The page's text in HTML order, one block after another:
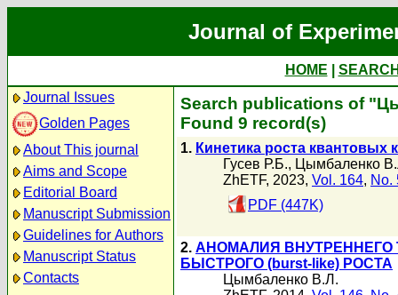
Journal of
HOME
Journal Issues
Golden Pages
About This journal
Aims and Scope
Editorial Board
Manuscript Submission
Guidelines for Authors
Manuscript Status
Contacts
Search publications of
Found 9 record(s)
1. Кинетика роста квантовых
Гусев Р.Б., Цымбаленко
ZhETF, 2023, Vol. 164, No.
PDF (447K)
2. АНОМАЛИЯ
БЫСТРОГО (burst-like) РОСТА
Цымбаленко В.Л.